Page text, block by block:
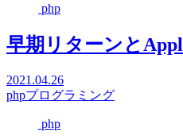
php
早期リターンと
2021.04.26
phpプログラミング
php